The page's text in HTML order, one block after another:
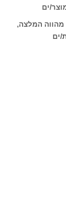
ים
מהווה המלצה,
ים